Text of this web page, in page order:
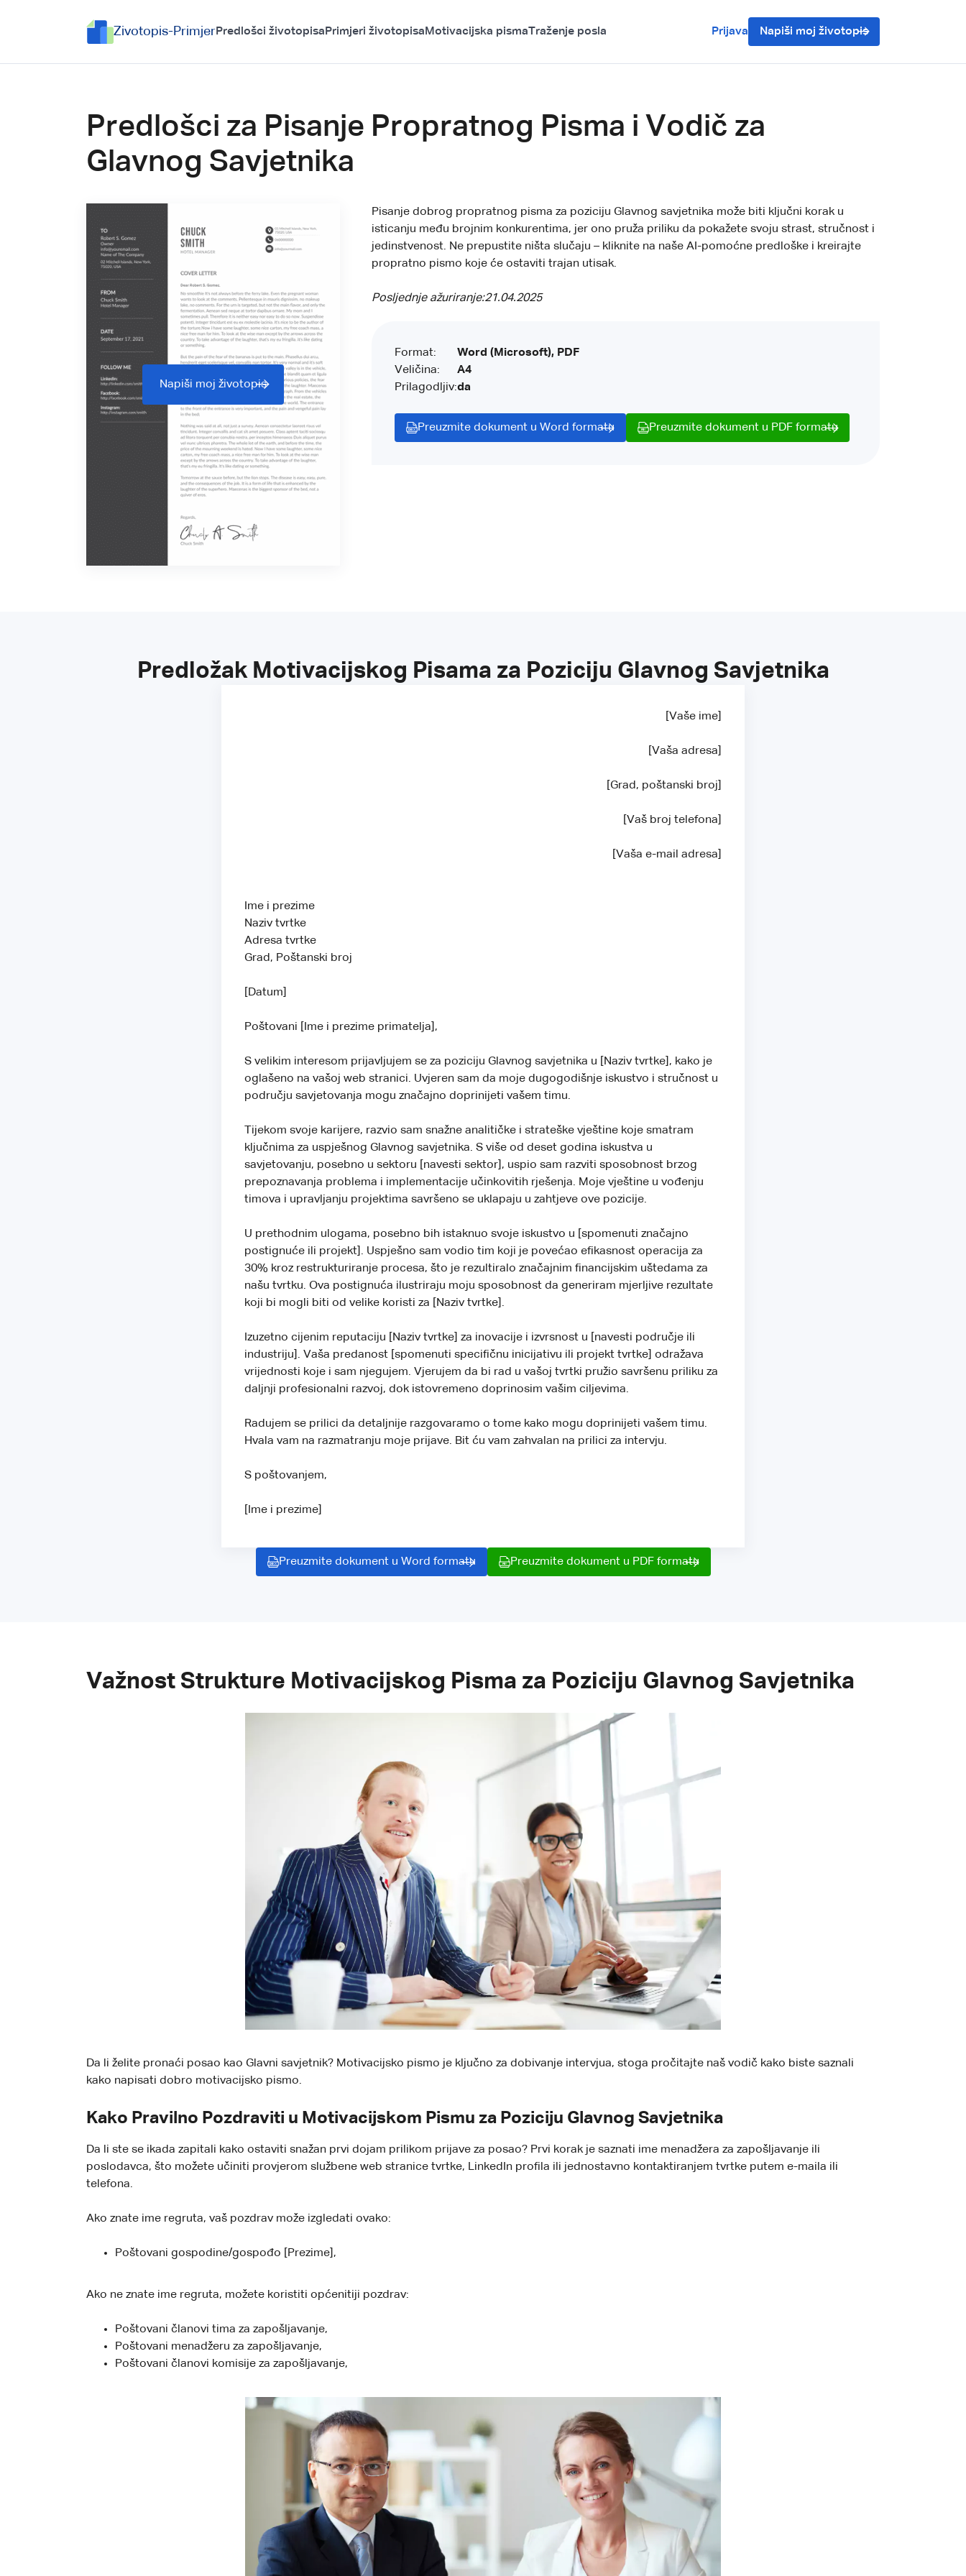
Zivotopis-PrimjerPredlošci životopisa Primjeri životopisa Motivacijska pismaTraženje posla Prijava Napiši moj životopis
Predlošci za Pisanje Propratnog Pisma i Vodič za
Glavnog Savjetnika
Napiši moj životopis
Pisanje dobrog propratnog pisma za poziciju Glavnog savjetnika može biti ključni korak u
isticanju među brojnim konkurentima, jer ono pruža priliku da pokažete svoju strast, stručnost i
jedinstvenost. Ne prepustite ništa slučaju – kliknite na naše AI-pomoćne predloške i kreirajte
propratno pismo koje će ostaviti trajan utisak.
Posljednje ažuriranje:21.04.2025
Format:
Veličina:
Prilagodljiv:
Word (Microsoft), PDF
A4
da
Preuzmite dokument u Word formatu Preuzmite dokument u PDF formatu
Predložak Motivacijskog Pisama za Poziciju Glavnog Savjetnika
[Vaše ime]
[Vaša adresa]
[Grad, poštanski broj]
[Vaš broj telefona]
[Vaša e-mail adresa]
Ime i prezime
Naziv tvrtke
Adresa tvrtke
Grad, Poštanski broj
[Datum]
Poštovani [Ime i prezime primatelja],
S velikim interesom prijavljujem se za poziciju Glavnog savjetnika u [Naziv tvrtke], kako je
oglašeno na vašoj web stranici. Uvjeren sam da moje dugogodišnje iskustvo i stručnost u
području savjetovanja mogu značajno doprinijeti vašem timu.
Tijekom svoje karijere, razvio sam snažne analitičke i strateške vještine koje smatram
ključnima za uspješnog Glavnog savjetnika. S više od deset godina iskustva u
savjetovanju, posebno u sektoru [navesti sektor], uspio sam razviti sposobnost brzog
prepoznavanja problema i implementacije učinkovitih rješenja. Moje vještine u vođenju
timova i upravljanju projektima savršeno se uklapaju u zahtjeve ove pozicije.
U prethodnim ulogama, posebno bih istaknuo svoje iskustvo u [spomenuti značajno
postignuće ili projekt]. Uspješno sam vodio tim koji je povećao efikasnost operacija za
30% kroz restrukturiranje procesa, što je rezultiralo značajnim financijskim uštedama za
našu tvrtku. Ova postignuća ilustriraju moju sposobnost da generiram mjerljive rezultate
koji bi mogli biti od velike koristi za [Naziv tvrtke].
Izuzetno cijenim reputaciju [Naziv tvrtke] za inovacije i izvrsnost u [navesti područje ili
industriju]. Vaša predanost [spomenuti specifičnu inicijativu ili projekt tvrtke] odražava
vrijednosti koje i sam njegujem. Vjerujem da bi rad u vašoj tvrtki pružio savršenu priliku za
daljnji profesionalni razvoj, dok istovremeno doprinosim vašim ciljevima.
Radujem se prilici da detaljnije razgovaramo o tome kako mogu doprinijeti vašem timu.
Hvala vam na razmatranju moje prijave. Bit ću vam zahvalan na prilici za intervju.
S poštovanjem,
[Ime i prezime]
Preuzmite dokument u Word formatu Preuzmite dokument u PDF formatu
Važnost Strukture Motivacijskog Pisma za Poziciju Glavnog Savjetnika
Da li želite pronaći posao kao Glavni savjetnik? Motivacijsko pismo je ključno za dobivanje intervjua, stoga pročitajte naš vodič kako biste saznali
kako napisati dobro motivacijsko pismo.
Kako Pravilno Pozdraviti u Motivacijskom Pismu za Poziciju Glavnog Savjetnika
Da li ste se ikada zapitali kako ostaviti snažan prvi dojam prilikom prijave za posao? Prvi korak je saznati ime menadžera za zapošljavanje ili
poslodavca, što možete učiniti provjerom službene web stranice tvrtke, LinkedIn profila ili jednostavno kontaktiranjem tvrtke putem e-maila ili
telefona.
Ako znate ime regruta, vaš pozdrav može izgledati ovako:
Poštovani gospodine/gospođo [Prezime],
Ako ne znate ime regruta, možete koristiti općenitiji pozdrav:
Poštovani članovi tima za zapošljavanje,
Poštovani menadžeru za zapošljavanje,
Poštovani članovi komisije za zapošljavanje,